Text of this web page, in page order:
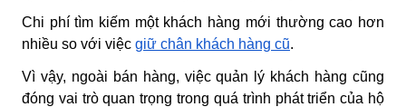
Chi phí tìm kiếm một khách hàng mới thường cao hơn
nhiều so với việc giữ chân khách hàng cũ.
Vì vậy, ngoài bán hàng, việc quản lý khách hàng cũng
đóng vai trò quan trọng trong quá trình phát triển của hộ